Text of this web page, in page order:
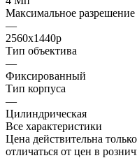
Максимальное разрешение
—
2560x1440p
Тип объектива
—
Фиксированный
Тип корпуса
—
Цилиндрическая
Все характеристики
Цена действительна
отличаться от цен в